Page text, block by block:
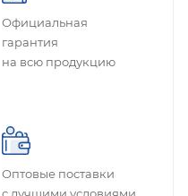
Официальная
гарантия
на всю продукцию
Оптовые поставки
с лучшими условиями